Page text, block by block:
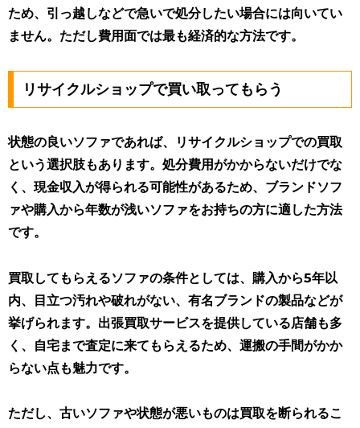
ため、引っ越しなどで急いで処分したい場合には向いてい
ません。ただし費用面では最も経済的な方法です。
リサイクルショップで買い取ってもらう
状態の良いソファであれば、リサイクルショップでの買取
という選択肢もあります。処分費用がかからないだけでな
く、現金収入が得られる可能性があるため、ブランドソフ
ァや購入から年数が浅いソファをお持ちの方に適した方法
です。
買取してもらえるソファの条件としては、購入から5年以
内、目立つ汚れや破れがない、有名ブランドの製品などが
挙げられます。出張買取サービスを提供している店舗も多
く、自宅まで査定に来てもらえるため、運搬の手間がかか
らない点も魅力です。
ただし、古いソファや状態が悪いものは買取を断られるこ